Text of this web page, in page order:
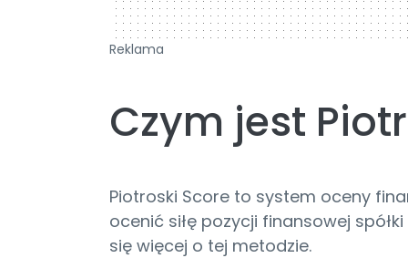
Reklama
Czym jest
Piotroski Score to system oceny
ocenić siłę pozycji finansowej
się więcej o tej metodzie.